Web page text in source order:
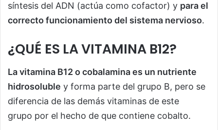
síntesis del ADN (actúa como cofactor) y para el
correcto funcionamiento del sistema nervioso.
¿QUÉ ES LA VITAMINA B12?
La vitamina B12 o cobalamina es un nutriente
hidrosoluble y forma parte del grupo B, pero se
diferencia de las demás vitaminas de este
grupo por el hecho de que contiene cobalto.